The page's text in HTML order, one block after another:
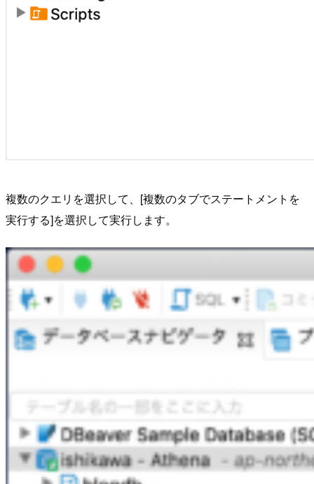
複数のクエリを選択して、[複数のタブでステートメントを
実行する]を選択して実行します。